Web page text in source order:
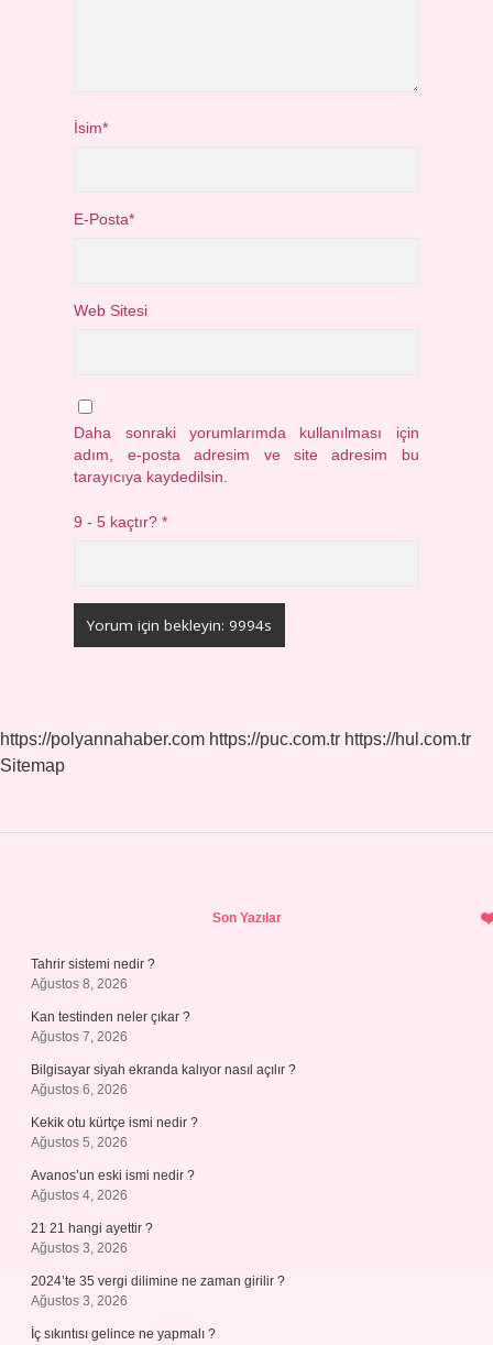
İsim*
E-Posta*
Web Sitesi
Daha sonraki yorumlarımda kullanılması için
adım, e-posta adresim ve site adresim bu
tarayıcıya kaydedilsin.
9 - 5 kaçtır?*
https://polyannahaber.com https://puc.com.tr https://hul.com.tr
Sitemap
Son Yazılar
Tahrir sistemi nedir ?
Ağustos 8, 2026
Kan testinden neler çıkar ?
Ağustos 7, 2026
Bilgisayar siyah ekranda kalıyor nasıl açılır ?
Ağustos 6, 2026
Kekik otu kürtçe ismi nedir ?
Ağustos 5, 2026
Avanos’un eski ismi nedir ?
Ağustos 4, 2026
21 21 hangi ayettir ?
Ağustos 3, 2026
2024’te 35 vergi dilimine ne zaman girilir ?
Ağustos 3, 2026
İç sıkıntısı gelince ne yapmalı ?